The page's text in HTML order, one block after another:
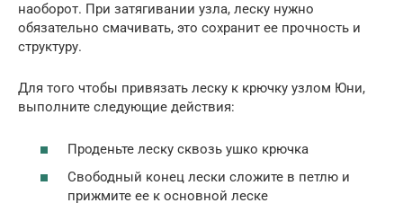
наоборот. При затягивании узла, леску нужно
обязательно смачивать, это сохранит ее прочность и
структуру.
Для того чтобы привязать леску к крючку узлом Юни,
выполните следующие действия:
Проденьте леску сквозь ушко крючка
Свободный конец лески сложите в петлю и
прижмите ее к основной леске